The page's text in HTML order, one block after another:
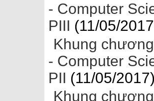
- Computer
PIII (11/05/
Khung
- Computer
PII (11/05/
Khung